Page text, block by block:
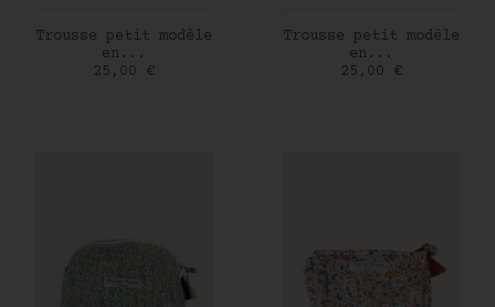
AJOUTER AU PANIER
Trousse petit modèle
en...
Prix
25,00 €
AJOUTER AU PANIER
Trousse petit modèle
en...
Prix
25,00 €